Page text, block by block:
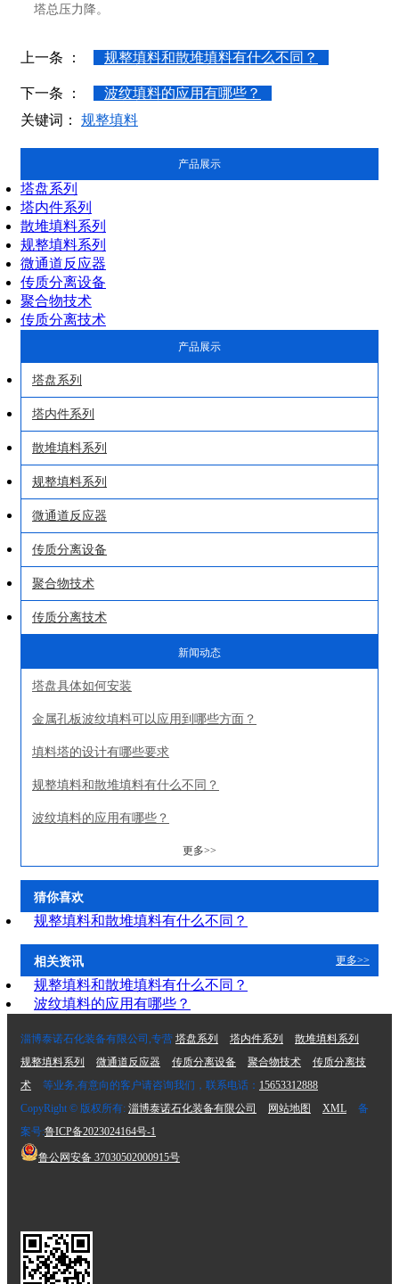
塔总压力降。
上一条 ： 规整填料和散堆填料有什么不同？
下一条 ：
波纹填料的应用有哪些？
关键词： 规整填料
产品展示
塔盘系列
塔内件系列
散堆填料系列
规整填料系列
微通道反应器
传质分离设备
聚合物技术
传质分离技术
产品展示
塔盘系列
塔内件系列
散堆填料系列
规整填料系列
微通道反应器
传质分离设备
聚合物技术
传质分离技术
新闻动态
塔盘具体如何安装
金属孔板波纹填料可以应用到哪些方面？
填料塔的设计有哪些要求
规整填料和散堆填料有什么不同？
波纹填料的应用有哪些？
更多>>
猜你喜欢
规整填料和散堆填料有什么不同？
相关资讯 更多>>
规整填料和散堆填料有什么不同？
波纹填料的应用有哪些？
淄博泰诺石化装备有限公司,专营 塔盘系列 塔内件系列
散堆填料系列
规整填料系列
微通道反应器 传质分离设备 聚合物技术
传质分离技
术
等业务,有意向的客户请咨询我们，联系电话： 15653312888
CopyRight © 版权所有: 淄博泰诺石化装备有限公司 网站地图 XML
备
案号:鲁ICP备2023024164号-1
鲁公网安备 37030502000915号